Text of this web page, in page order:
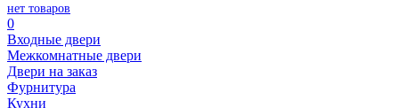
нет товаров
0
Входные двери
Межкомнатные двери
Двери на заказ
Фурнитура
Кухни